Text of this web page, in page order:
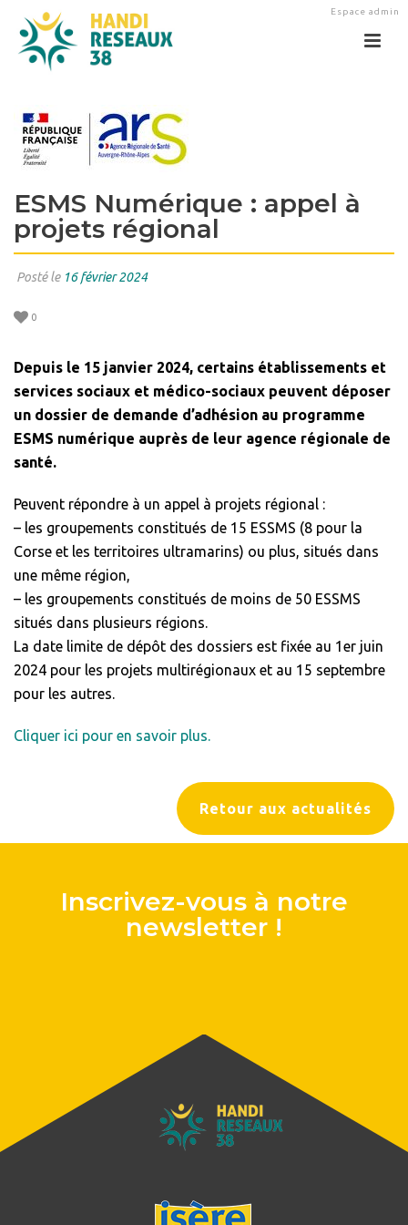
Espace admin
ESMS Numérique : appel à
projets régional
Posté le 16 février 2024
0
Retour aux actualités
Depuis le 15 janvier 2024, certains établissements et
services sociaux et médico-sociaux peuvent déposer
un dossier de demande d’adhésion au programme
ESMS numérique auprès de leur agence régionale de
santé.
Peuvent répondre à un appel à projets régional :
– les groupements constitués de 15 ESSMS (8 pour la
Corse et les territoires ultramarins) ou plus, situés dans
une même région,
– les groupements constitués de moins de 50 ESSMS
situés dans plusieurs régions.
La date limite de dépôt des dossiers est fixée au 1er juin
2024 pour les projets multirégionaux et au 15 septembre
pour les autres.
Cliquer ici pour en savoir plus.
Inscrivez-vous à notre
newsletter !